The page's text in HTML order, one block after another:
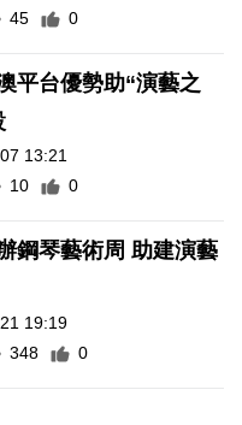
45 0
平台優勢助“演藝之
13:21
10 0
鋼琴藝術周 助建演藝
19:19
348 0